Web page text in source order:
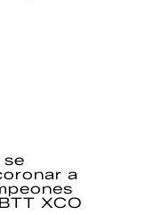
se
a
XCO